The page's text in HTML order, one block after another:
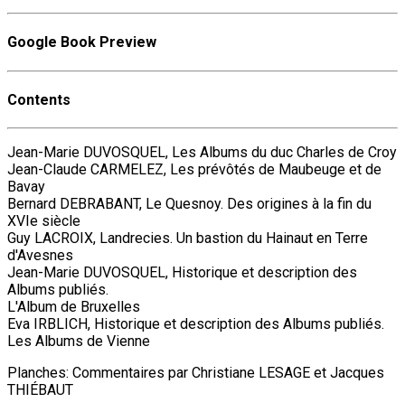
Google Book Preview
Contents
Jean-Marie DUVOSQUEL, Les Albums du duc Charles de Croy
Jean-Claude CARMELEZ, Les prévôtés de Maubeuge et de
Bavay
Bernard DEBRABANT, Le Quesnoy. Des origines à la fin du
XVIe siècle
Guy LACROIX, Landrecies. Un bastion du Hainaut en Terre
d'Avesnes
Jean-Marie DUVOSQUEL, Historique et description des
Albums publiés.
L'Album de Bruxelles
Eva IRBLICH, Historique et description des Albums publiés.
Les Albums de Vienne
Planches: Commentaires par Christiane LESAGE et Jacques
THIÉBAUT